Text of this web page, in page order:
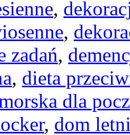
,
,
zadań,
, dieta
dla
, dom